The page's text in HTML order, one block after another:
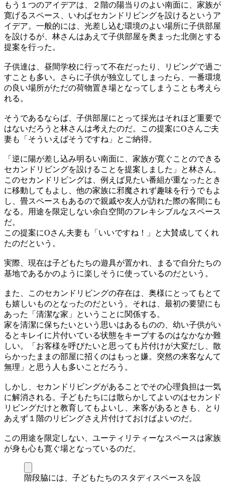
もう１つのアイデアは、２階の陽当りのよい南面に、家族が
寛げるスペース、いわばセカンドリビングを設けるというア
イデア。一般的には、光差し込む環境のよい場所に子供部屋
を設けるが、林さんはあえて子供部屋を奥まった北側とする
提案を行った。
子供達は、昼間学校に行って不在だったり、リビングで過ご
すことも多い。さらに子供が独立してしまったら、一番環境
の良い場所がただの荷物置き場となってしまうことも考えら
れる。
そうであるならば、子供部屋にとって採光はそれほど重要で
はないだろうと林さんは考えたのだ。この提案にOさんご夫
妻も「そういえばそうですね」とご納得。
「逆に陽が差し込み明るい南面に、家族が寛ぐことのできる
セカンドリビングを設けることを提案しました」と林さん。
このセカンドリビングは、例えば見たい番組が重なったとき
に移動してもよし、他の家族に邪魔されず趣味を行うでもよ
し、畳スペースもあるので親戚や友人が訪れた際の客間にも
なる。用途を限定しない余白空間のフレキシブルなスペース
だ。
この提案にOさん夫妻も「いいですね！」と大賛成してくれ
たのだという。
実際、現在は子どもたちの遊具が置かれ、まるで自分たちの
基地であるかのように楽しそうに使っているのだという。
また、このセカンドリビングの存在は、奥様にとってもとて
も嬉しいものとなったのだという。それは、最初の要望にも
あった「清潔な家」ということに関係する。
家を清潔に保ちたいという思いはあるものの、幼い子供がい
るとキレイに片付いている状態をキープするのはなかなか難
しい。「お客様を呼びたいと思っても片付けが大変だし、散
らかったままの部屋に招くのはもっと嫌。突然の来客なんて
無理」と思う人も多いことだろう。
しかし、セカンドリビングがあることでその心理負担は一気
に解消される。子どもたちには散らかしてよいのはセカンド
リビングだけと教育してもよいし、来客があるときも、とり
あえず１階のリビングさえ片付けておけばよいのだ。
この用途を限定しない、ユーティリティーなスペースは家族
が身も心も寛ぐ場となっているのだ。
階段脇には、子どもたちのスタディスペースを設